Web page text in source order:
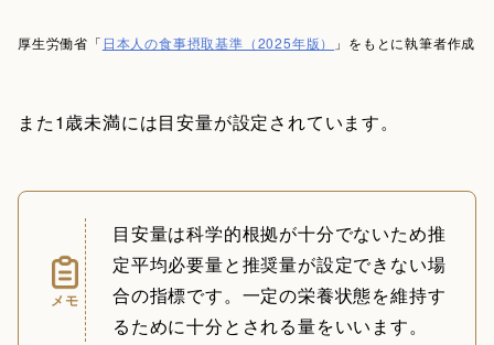
厚生労働省「 日本人の食事摂取基準（2025年版） 」をもとに執筆者作成
また1歳未満には目安量が設定されています。
メモ
目安量は科学的根拠が十分でないため推
定平均必要量と推奨量が設定できない場
合の指標です。一定の栄養状態を維持す
るために十分とされる量をいいます。